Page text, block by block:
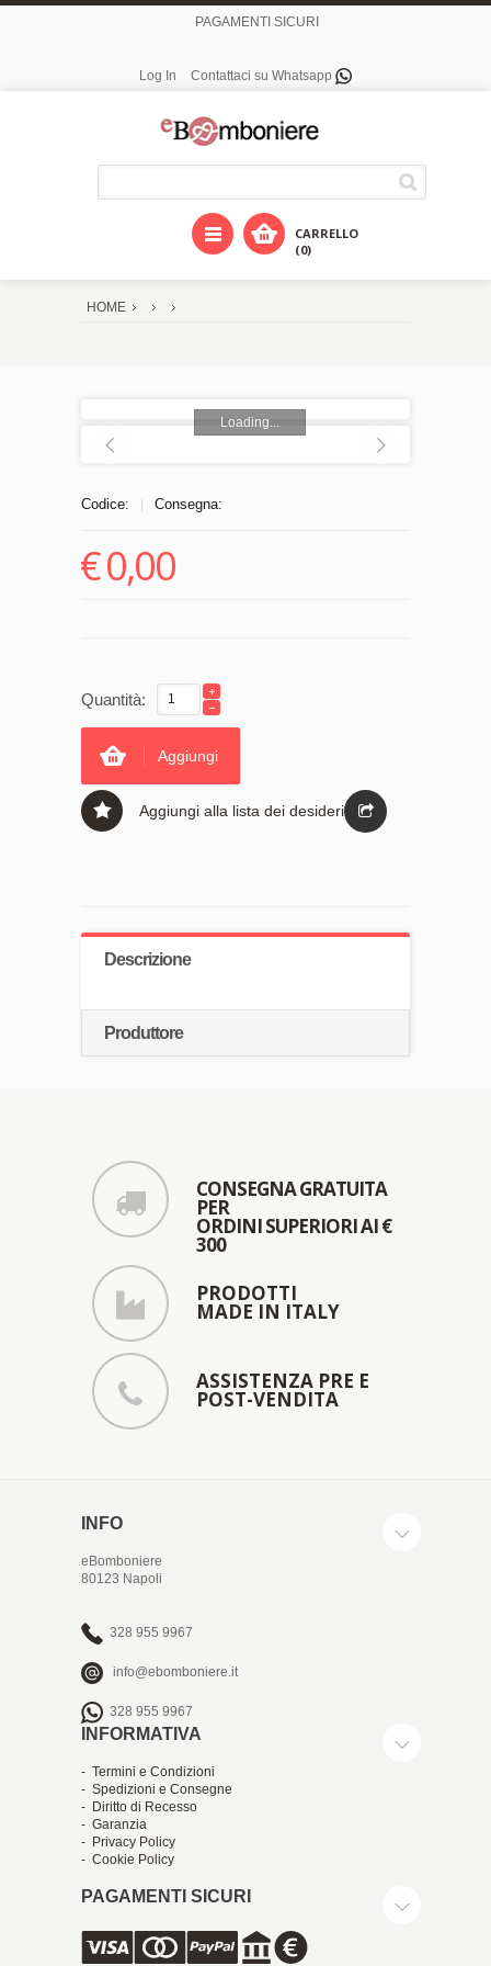
PAGAMENTI SICURI
Log In Contattaci su Whatsapp
CARRELLO
(0)
HOME
Loading...
Codice: Consegna:
€0,00
Quantità:
Aggiungi
Aggiungi alla lista dei desideri
Descrizione
Produttore
CONSEGNA GRATUITA
PER
ORDINI SUPERIORI AI €
300
PRODOTTI
MADE IN ITALY
ASSISTENZA PRE E
POST-VENDITA
INFO
eBomboniere
80123 Napoli
328 955 9967
info@ebomboniere.it
328 955 9967
INFORMATIVA
- Termini e Condizioni
- Spedizioni e Consegne
- Diritto di Recesso
- Garanzia
- Privacy Policy
- Cookie Policy
PAGAMENTI SICURI